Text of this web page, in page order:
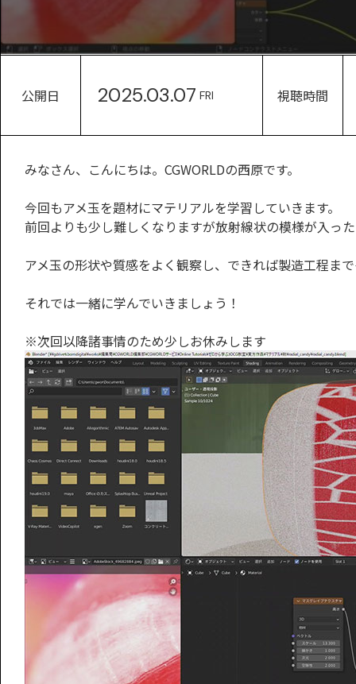
公開日 2025.03.07 FRI 視聴時間
みなさん、こんにちは。CGWORLDの西原です。
今回もアメ玉を題材にマテリアルを学習していきます。
前回よりも少し難しくなりますが放射線状の模様が入っ
アメ玉の形状や質感をよく観察し、できれば製造工程ま
それでは一緒に学んでいきましょう！
※次回以降諸事情のため少しお休みします